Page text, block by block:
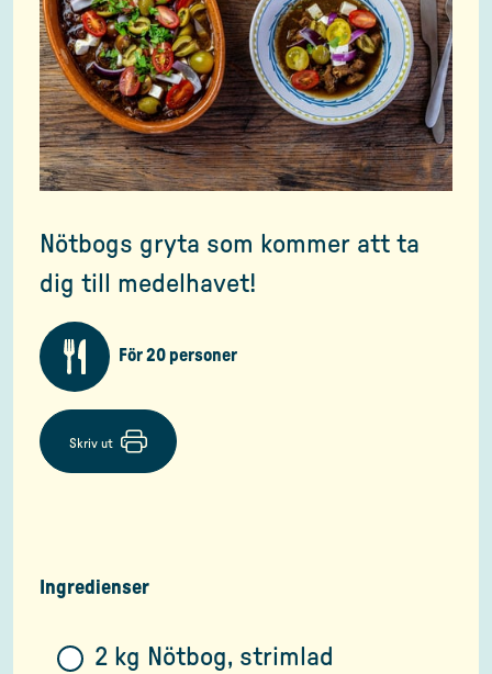
Nötbogs gryta som kommer att ta
dig till medelhavet!
För 20 personer
Skriv ut
Ingredienser
2 kg Nötbog, strimlad